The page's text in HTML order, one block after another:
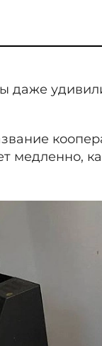
даже
медленно,